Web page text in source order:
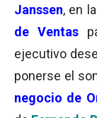
Janssen, en
de Ventas
ejecutivo
ponerse el
negocio de